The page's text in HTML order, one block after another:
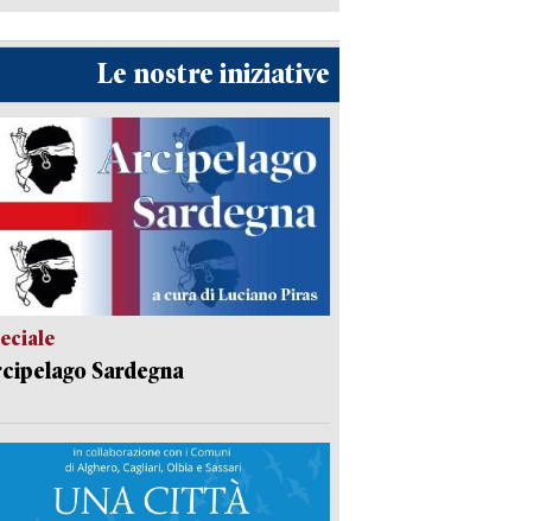
Le nostre iniziative
Sardegna